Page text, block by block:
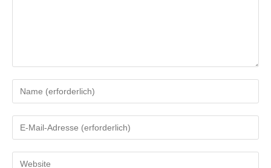
deinen
oder
Kommentieren
deine
Mail-